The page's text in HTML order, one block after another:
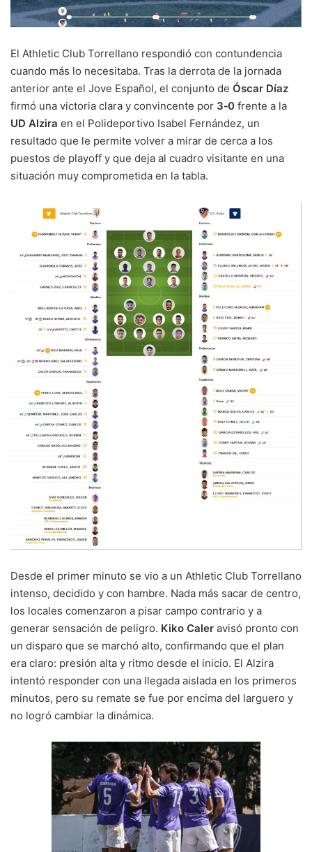
n
o
k
p m
tir
El Athletic Club Torrellano respondió con contundencia
cuando más lo necesitaba. Tras la derrota de la jornada
anterior ante el Jove Español, el conjunto de Óscar Díaz
firmó una victoria clara y convincente por 3‑0 frente a la
UD Alzira en el Polideportivo Isabel Fernández, un
resultado que le permite volver a mirar de cerca a los
puestos de playoff y que deja al cuadro visitante en una
situación muy comprometida en la tabla.
Desde el primer minuto se vio a un Athletic Club Torrellano
intenso, decidido y con hambre. Nada más sacar de centro,
los locales comenzaron a pisar campo contrario y a
generar sensación de peligro. Kiko Caler avisó pronto con
un disparo que se marchó alto, confirmando que el plan
era claro: presión alta y ritmo desde el inicio. El Alzira
intentó responder con una llegada aislada en los primeros
minutos, pero su remate se fue por encima del larguero y
no logró cambiar la dinámica.